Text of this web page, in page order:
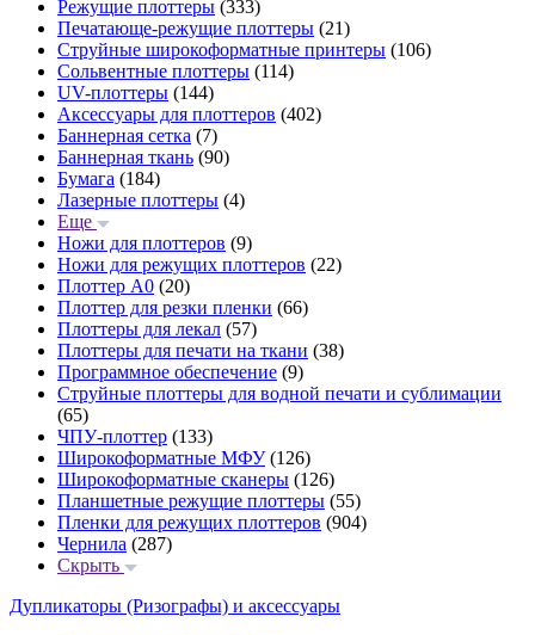
Режущие плоттеры (333)
Печатающе-режущие плоттеры (21)
Струйные широкоформатные принтеры (106)
Сольвентные плоттеры (114)
UV-плоттеры (144)
Аксессуары для плоттеров (402)
Баннерная сетка (7)
Баннерная ткань (90)
Бумага (184)
Лазерные плоттеры (4)
Еще
Ножи для плоттеров (9)
Ножи для режущих плоттеров (22)
Плоттер А0 (20)
Плоттер для резки пленки (66)
Плоттеры для лекал (57)
Плоттеры для печати на ткани (38)
Программное обеспечение (9)
Струйные плоттеры для водной печати и сублимации
(65)
ЧПУ-плоттер (133)
Широкоформатные МФУ(126)
Широкоформатные сканеры (126)
Планшетные режущие плоттеры (55)
Пленки для режущих плоттеров (904)
Чернила (287)
Скрыть
Дупликаторы (Ризографы) и аксессуары